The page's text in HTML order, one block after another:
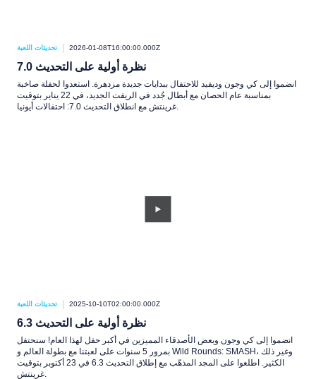
تحديثات اللعبة 2026-01-08T16:00:00.000Z
نظرة أولية على التحديث 7.0
انضموا إلى كي وجون وديفيد للاحتفال ببدايات جديدة مزدهرة. استعدوا لحفلة صاخبة
بمناسبة عام الحصان مع أبطال جُدد في الريفت الجديد، في 22 يناير بتوقيت
غرينتش مع انطلاق التحديث 7.0: احتفالات أيونيا.
تحديثات اللعبة 2025-10-10T02:00:00.000Z
نظرة أولية على التحديث 6.3
انضموا إلى كي وجون وبعض الأصدقاء المميزين في أكبر حفل لهذا العام! سنحتفل
بمرور 5 سنوات على لعبتنا مع بطولة العالم و Wild Rounds: SMASH، وغير ذلك
الكثير. اطلعوا على المجد المذهّب مع إطلاق التحديث 6.3 في 23 أكتوبر بتوقيت
غرينتش.